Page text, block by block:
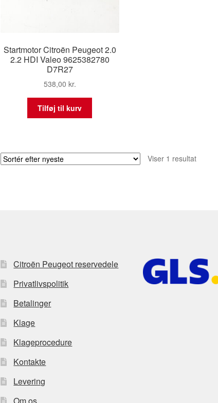
Startmotor Citroën Peugeot 2.0
2.2 HDI Valeo 9625382780
D7R27
538,00 kr.
Tilføj til kurv
Viser 1 resultat
Citroën Peugeot reservedele
Privatlivspolitik
Betalinger
Klage
Klageprocedure
Kontakte
Levering
Om os